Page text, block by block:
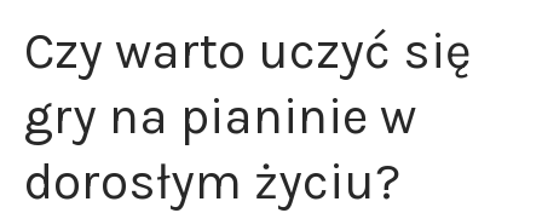
Czy warto uczyć się
gry na pianinie w
dorosłym życiu?